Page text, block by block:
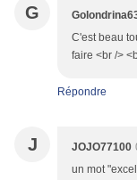
G
C'est beau
faire <br />
Répondre
J JOJO77100
un mot